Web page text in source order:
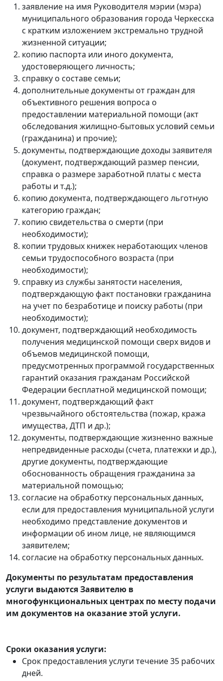
заявление на имя Руководителя мэрии (мэра)
муниципального образования города Черкесска
с кратким изложением экстремально трудной
жизненной ситуации;
копию паспорта или иного документа,
удостоверяющего личность;
справку о составе семьи;
дополнительные документы от граждан для
объективного решения вопроса о
предоставлении материальной помощи (акт
обследования жилищно-бытовых условий семьи
(гражданина) и прочие);
документы, подтверждающие доходы заявителя
(документ, подтверждающий размер пенсии,
справка о размере заработной платы с места
работы и т.д.);
копию документа, подтверждающего льготную
категорию граждан;
копию свидетельства о смерти (при
необходимости);
копии трудовых книжек неработающих членов
семьи трудоспособного возраста (при
необходимости);
справку из службы занятости населения,
подтверждающую факт постановки гражданина
на учет по безработице и поиску работы (при
необходимости);
документ, подтверждающий необходимость
получения медицинской помощи сверх видов и
объемов медицинской помощи,
предусмотренных программой государственных
гарантий оказания гражданам Российской
Федерации бесплатной медицинской помощи;
документ, подтверждающий факт
чрезвычайного обстоятельства (пожар, кража
имущества, ДТП и др.);
документы, подтверждающие жизненно важные
непредвиденные расходы (счета, платежки и др.),
другие документы, подтверждающие
обоснованность обращения гражданина за
материальной помощью;
согласие на обработку персональных данных,
если для предоставления муниципальной услуги
необходимо представление документов и
информации об ином лице, не являющимся
заявителем;
согласие на обработку персональных данных.
Документы по результатам предоставления
услуги выдаются Заявителю в
многофункциональных центрах по месту подачи
им документов на оказание этой услуги.
Сроки оказания услуги:
Срок предоставления услуги течение 35 рабочих
дней.